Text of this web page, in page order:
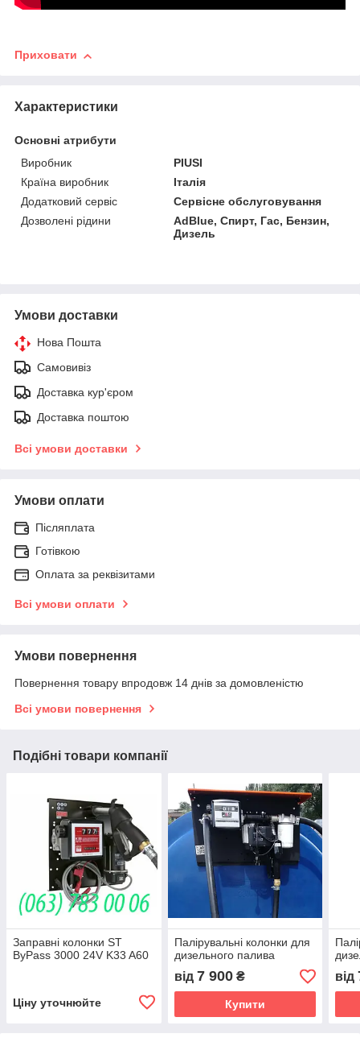
Приховати
Характеристики
Основні атрибути
Виробник
PIUSI
Країна виробник
Італія
Додатковий сервіс
Сервісне обслуговування
Дозволені рідини
AdBlue, Спирт, Гас, Бензин,
Дизель
Умови доставки
Нова Пошта
Самовивіз
Доставка кур'єром
Доставка поштою
Всі умови доставки
Умови оплати
Післяплата
Готівкою
Оплата за реквізитами
Всі умови оплати
Умови повернення
Повернення товару впродовж 14 днів за домовленістю
Всі умови повернення
Подібні товари компанії
Заправні колонки ST
ByPass 3000 24V K33 A60
Ціну уточнюйте
Палірувальні колонки для
дизельного палива
від 7 900₴
Купити
від